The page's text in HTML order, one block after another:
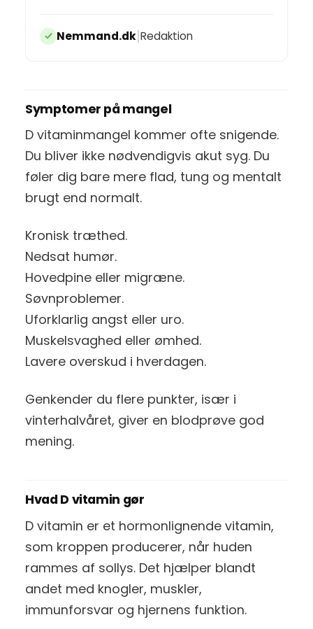
Nemmand.dk|Redaktion
Symptomer på mangel
D vitaminmangel kommer ofte snigende.
Du bliver ikke nødvendigvis akut syg. Du
føler dig bare mere flad, tung og mentalt
brugt end normalt.
Kronisk træthed.
Nedsat humør.
Hovedpine eller migræne.
Søvnproblemer.
Uforklarlig angst eller uro.
Muskelsvaghed eller ømhed.
Lavere overskud i hverdagen.
Genkender du flere punkter, især i
vinterhalvåret, giver en blodprøve god
mening.
Hvad D vitamin gør
D vitamin er et hormonlignende vitamin,
som kroppen producerer, når huden
rammes af sollys. Det hjælper blandt
andet med knogler, muskler,
immunforsvar og hjernens funktion.